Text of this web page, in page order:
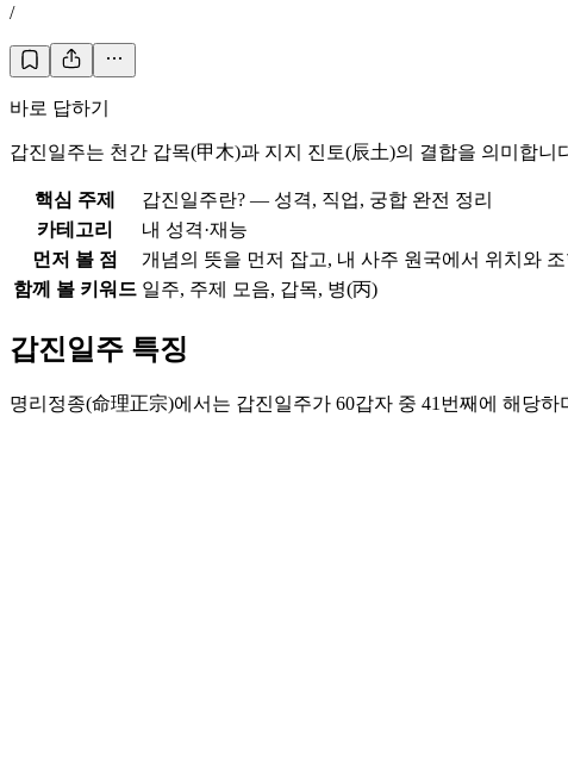
/
바로 답하기
갑진일주는 천간 갑목(甲木)과 지지 진토(辰土)의 결합을 의미합
핵심 주제
갑진일주란? — 성격, 직업, 궁합 완전 정리
카테고리
내 성격·재능
먼저 볼 점
개념의 뜻을 먼저 잡고, 내 사주 원국에서 위치와
함께 볼 키워드 일주, 주제 모음, 갑목, 병(丙)
갑진일주 특징
명리정종(命理正宗)에서는 갑진일주가 60갑자 중 41번째에 해당